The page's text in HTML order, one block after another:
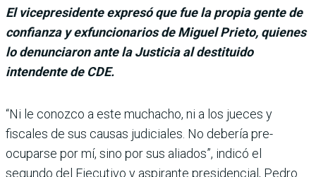
El vicepresidente expresó que fue la propia gente de
confianza y exfuncionarios de Miguel Prieto, quienes
lo denunciaron ante la Justicia al destituido
intendente de CDE.
“Ni le conozco a este mucha­cho, ni a los jueces y
fiscales de sus cau­sas judiciales. No debería pre­
ocuparse por mí, sino por sus aliados”, indicó el
segundo del Ejecutivo y aspirante presi­dencial, Pedro